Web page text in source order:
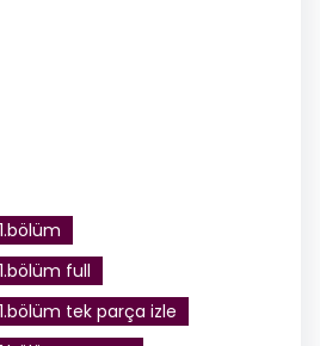
full
tek parça izle